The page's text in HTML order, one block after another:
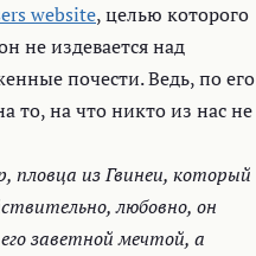
website, целью которого
не издевается над
почести. Ведь, по его
то, на что никто из нас не
пловца из Гвинеи, который
любовно, он
заветной мечтой, а